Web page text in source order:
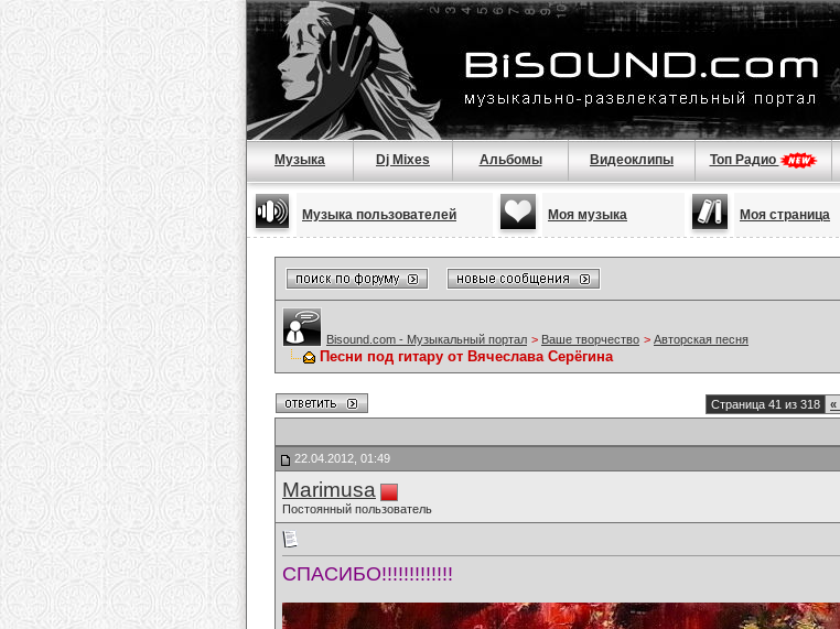
Музыка Dj Mixes Альбомы Видеоклипы Топ Радио
Музыка пользователей Моя музыка Моя страница
Bisound.com - Музыкальный портал > Ваше творчество > Авторская песня
Песни под гитару от Вячеслава Серёгина
Страница 41 из 318 «
22.04.2012, 01:49
Marimusa
Постоянный пользователь
СПАСИБО!!!!!!!!!!!!!